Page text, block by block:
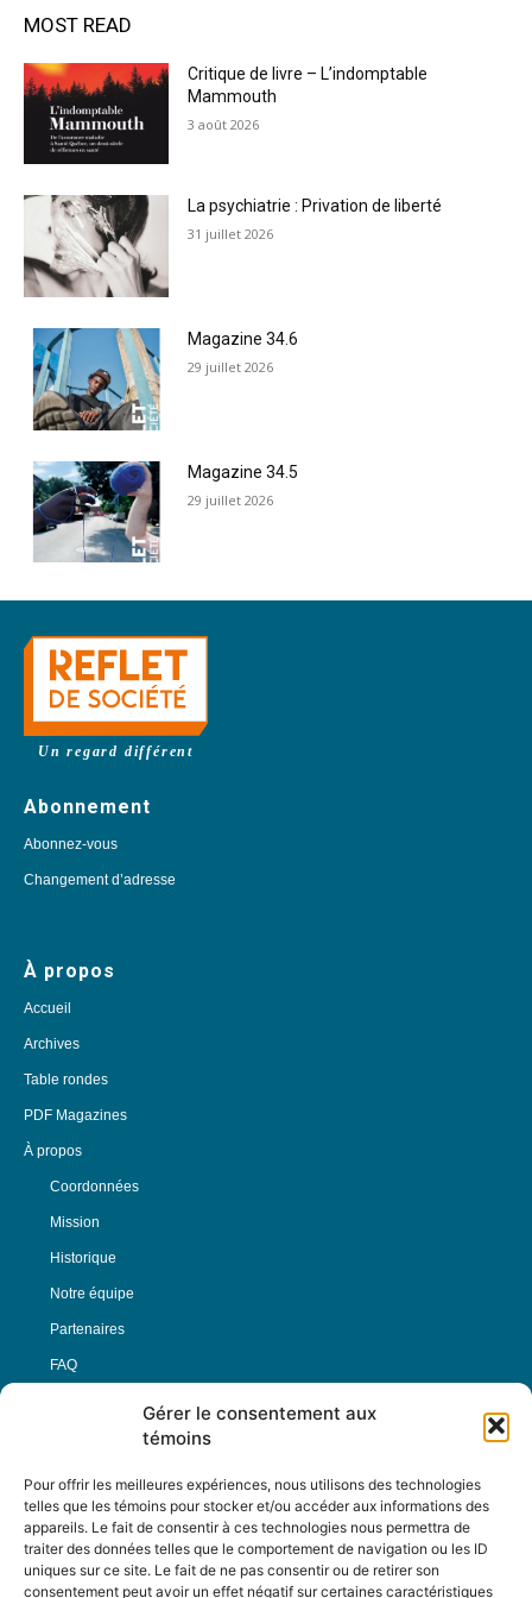
Gérer le consentement aux
témoins
Pour offrir les meilleures expériences, nous utilisons des technologies
telles que les témoins pour stocker et/ou accéder aux informations des
appareils. Le fait de consentir à ces technologies nous permettra de
traiter des données telles que le comportement de navigation ou les ID
uniques sur ce site. Le fait de ne pas consentir ou de retirer son
consentement peut avoir un effet négatif sur certaines caractéristiques
MOST READ
Critique de livre – L’indomptable
Mammouth
3 août 2026
La psychiatrie : Privation de liberté
31 juillet 2026
Magazine 34.6
29 juillet 2026
Magazine 34.5
29 juillet 2026
Un regard différent
Abonnement
Abonnez-vous
Changement d’adresse
À propos
Accueil
Archives
Table rondes
PDF Magazines
À propos
Coordonnées
Mission
Historique
Notre équipe
Partenaires
FAQ
Nous Suivre